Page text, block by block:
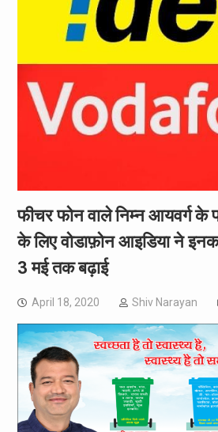
फीचर फोन वाले निम्न आयवर्ग के
के लिए वोडाफ़ोन आइडिया ने
3 मई तक बढ़ाई
April 18, 2020 Shiv Narayan